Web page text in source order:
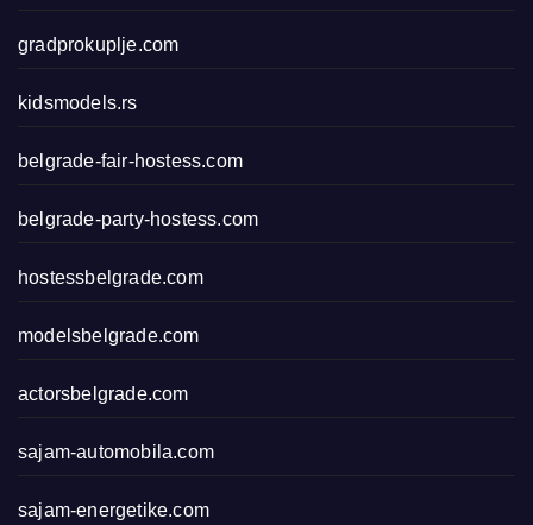
gradprokuplje.com
kidsmodels.rs
belgrade-fair-hostess.com
belgrade-party-hostess.com
hostessbelgrade.com
modelsbelgrade.com
actorsbelgrade.com
sajam-automobila.com
sajam-energetike.com